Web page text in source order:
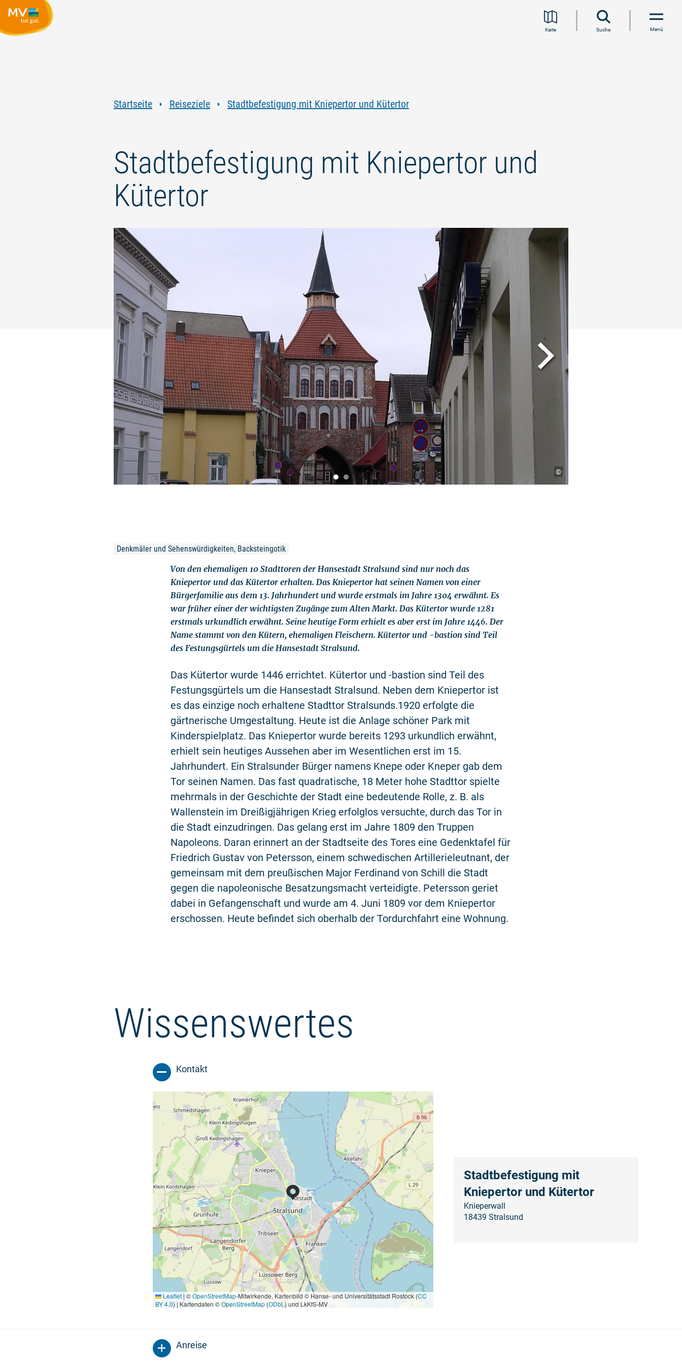
Karte Suche Menü
Startseite Reiseziele Stadtbefestigung mit Kniepertor und Kütertor
Stadtbefestigung mit Kniepertor und
Kütertor
©
Denkmäler und Sehenswürdigkeiten, Backsteingotik
Von den ehemaligen 10 Stadttoren der Hansestadt Stralsund sind nur noch das
Kniepertor und das Kütertor erhalten. Das Kniepertor hat seinen Namen von einer
Bürgerfamilie aus dem 13. Jahrhundert und wurde erstmals im Jahre 1304 erwähnt. Es
war früher einer der wichtigsten Zugänge zum Alten Markt. Das Kütertor wurde 1281
erstmals urkundlich erwähnt. Seine heutige Form erhielt es aber erst im Jahre 1446. Der
Name stammt von den Kütern, ehemaligen Fleischern. Kütertor und -bastion sind Teil
des Festungsgürtels um die Hansestadt Stralsund.
Das Kütertor wurde 1446 errichtet. Kütertor und -bastion sind Teil des
Festungsgürtels um die Hansestadt Stralsund. Neben dem Kniepertor ist
es das einzige noch erhaltene Stadttor Stralsunds.1920 erfolgte die
gärtnerische Umgestaltung. Heute ist die Anlage schöner Park mit
Kinderspielplatz. Das Kniepertor wurde bereits 1293 urkundlich erwähnt,
erhielt sein heutiges Aussehen aber im Wesentlichen erst im 15.
Jahrhundert. Ein Stralsunder Bürger namens Knepe oder Kneper gab dem
Tor seinen Namen. Das fast quadratische, 18 Meter hohe Stadttor spielte
mehrmals in der Geschichte der Stadt eine bedeutende Rolle, z. B. als
Wallenstein im Dreißigjährigen Krieg erfolglos versuchte, durch das Tor in
die Stadt einzudringen. Das gelang erst im Jahre 1809 den Truppen
Napoleons. Daran erinnert an der Stadtseite des Tores eine Gedenktafel für
Friedrich Gustav von Petersson, einem schwedischen Artillerieleutnant, der
gemeinsam mit dem preußischen Major Ferdinand von Schill die Stadt
gegen die napoleonische Besatzungsmacht verteidigte. Petersson geriet
dabei in Gefangenschaft und wurde am 4. Juni 1809 vor dem Kniepertor
erschossen. Heute befindet sich oberhalb der Tordurchfahrt eine Wohnung.
Wissenswertes
Kontakt
Leaflet | ©OpenStreetMap-Mitwirkende, Kartenbild © Hanse- und Universitätsstadt Rostock (CC
BY 4.0) | Kartendaten ©OpenStreetMap(ODbL ) und LkKfS-MV
Stadtbefestigung mit
Kniepertor und Kütertor
Knieperwall
18439 Stralsund
Anreise